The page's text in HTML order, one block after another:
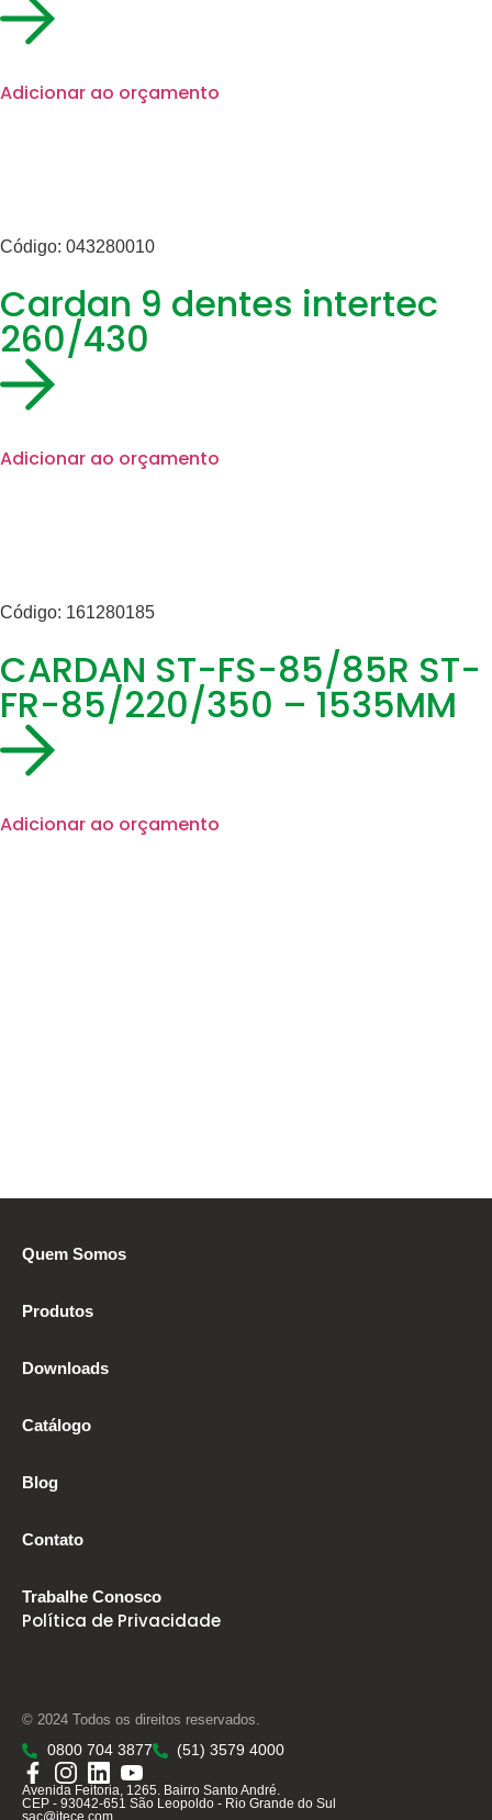
Adicionar ao orçamento
Código: 043280010
Cardan 9 dentes intertec
260/430
Adicionar ao orçamento
Código: 161280185
CARDAN ST-FS-85/85R ST-
FR-85/220/350 – 1535MM
Adicionar ao orçamento
Quem Somos
Produtos
Downloads
Catálogo
Blog
Contato
Trabalhe Conosco
Política de Privacidade
© 2024 Todos os direitos reservados.
0800 704 3877 (51) 3579 4000
Avenida Feitoria, 1265. Bairro Santo André.
CEP - 93042-651 São Leopoldo - Rio Grande do Sul